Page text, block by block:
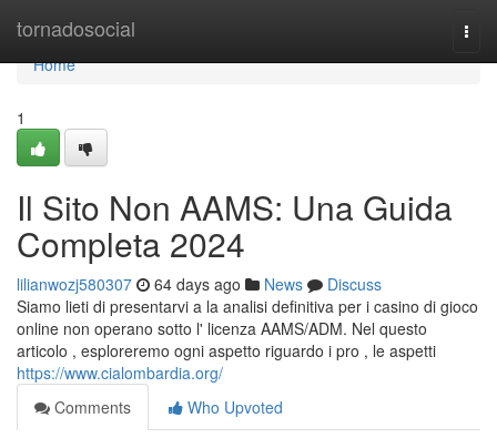
tornadosocial
Home
Home
1
Il Sito Non AAMS: Una Guida
Completa 2024
lilianwozj580307 64 days ago News
Discuss
Siamo lieti di presentarvi a la analisi definitiva per i casino di gioco
online non operano sotto l' licenza AAMS/ADM. Nel questo
articolo , esploreremo ogni aspetto riguardo i pro , le aspetti
https://www.cialombardia.org/
Comments
Who Upvoted